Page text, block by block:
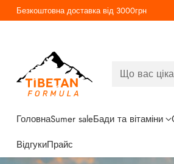
Що вас
ГоловнаSumer saleБади та вітаміни
ВідгукиПрайс
Зроблено в Україні. Від родини Дуйко